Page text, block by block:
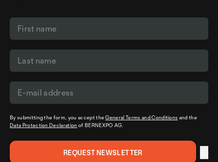
By submitting the form, you accept theGeneral Terms and Conditions and the
Data Protection Declaration of BERNEXPO AG.